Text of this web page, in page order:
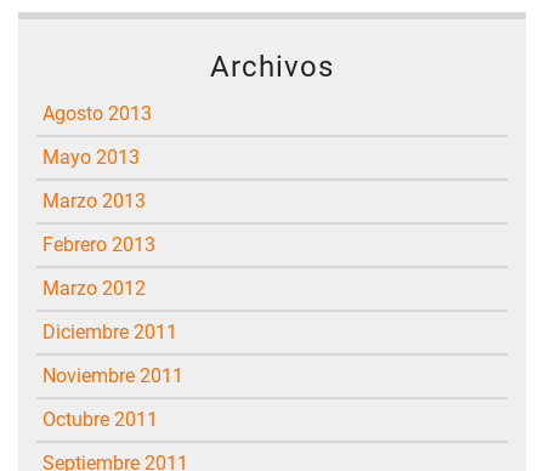
Archivos
agosto 2013
mayo 2013
marzo 2013
febrero 2013
marzo 2012
diciembre 2011
noviembre 2011
octubre 2011
septiembre 2011